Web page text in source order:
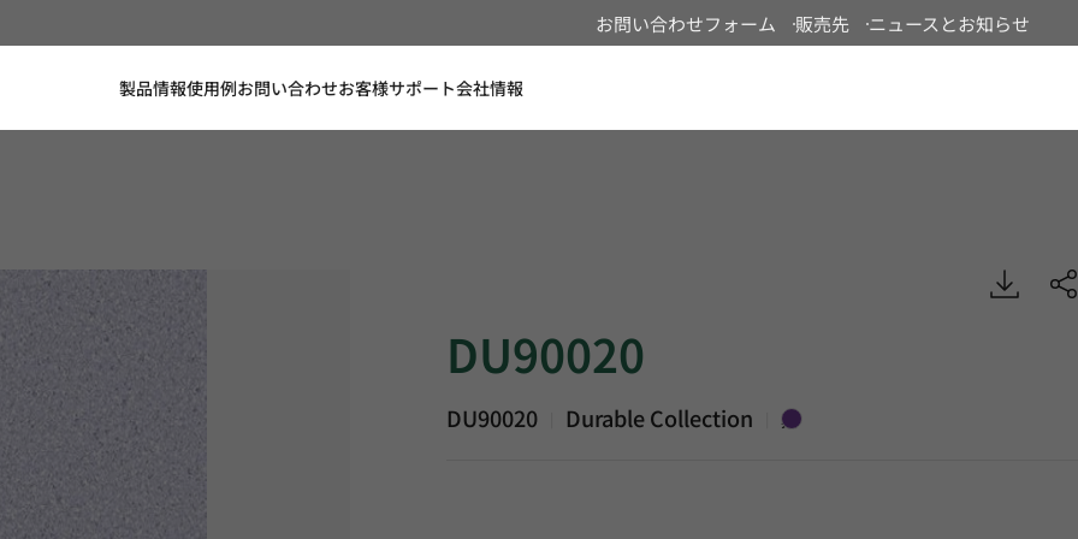
お問い合わせフォーム 販売先 ニュースとお知らせ
製品情報使用例お問い合わせお客様サポート会社情報
DU90020
DU90020 Durable Collection 紫